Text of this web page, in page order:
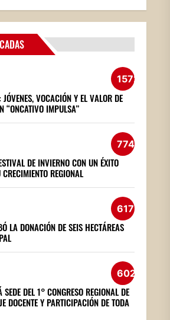
1572
VOCACIÓN Y EL VALOR DE
“ONCATIVO IMPULSA”
774
DE INVIERNO CON UN ÉXITO
REGIONAL
617
LA DONACIÓN DE SEIS HECTÁREAS
602
DEL 1° CONGRESO REGIONAL DE
DOCENTE Y PARTICIPACIÓN DE TODA